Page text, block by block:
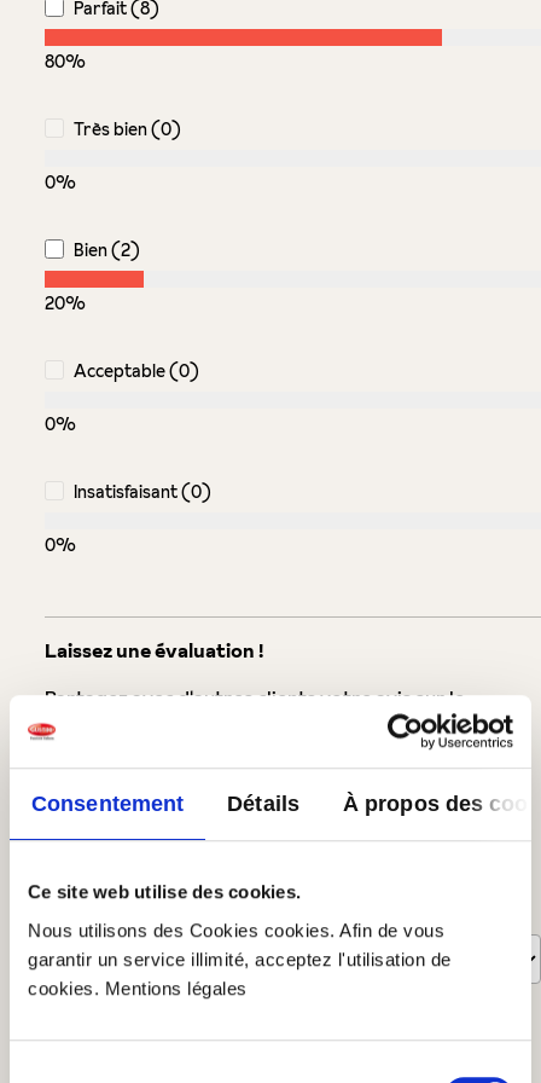
Consentement Détails À propos des
Ce site web utilise des cookies.
Nous utilisons des Cookies cookies. Afin de vous
garantir un service illimité, acceptez l'utilisation de
cookies. Mentions légales
Parfait (8)
80%
Très bien (0)
0%
Bien (2)
20%
Acceptable (0)
0%
Insatisfaisant (0)
0%
Laissez une évaluation !
Partagez avec d'autres clients votre avis sur le
produit.
Rédiger un avis
10évaluations